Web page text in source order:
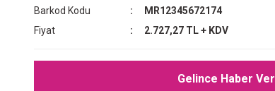
Barkod Kodu
MR12345672174
Fiyat
2.727,27 TL + KDV
Gelince Haber Ver